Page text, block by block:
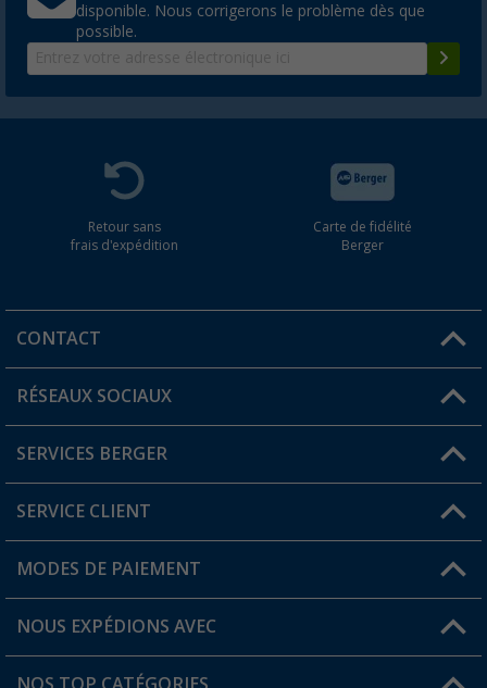
disponible. Nous corrigerons le problème dès que
possible.
Retour sans
frais d'expédition
Carte de fidélité
Berger
CONTACT
Une question ?
Trouver une magasin
RÉSEAUX SOCIAUX
SERVICES BERGER
Devenir revendeur
Mon compte
Carte de fidélité Berger
SERVICE CLIENT
FAQ et contact
Informations sur l'expédition
MODES DE PAIEMENT
NOUS EXPÉDIONS AVEC